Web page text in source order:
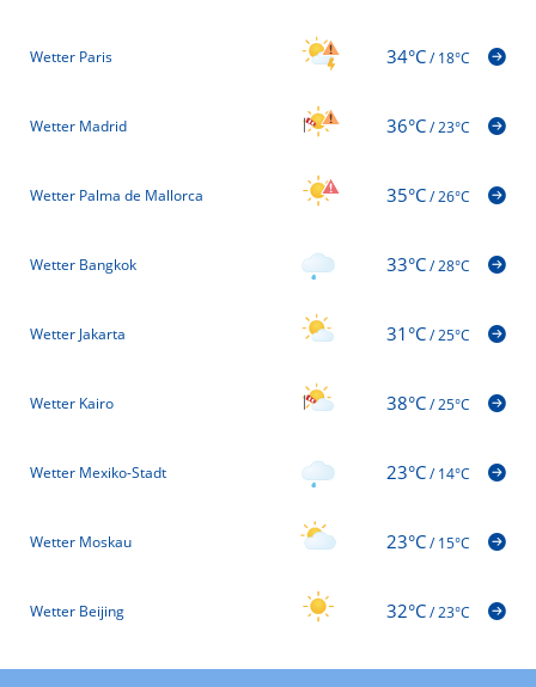
Wetter Paris 34°C/18°C
Wetter Madrid 36°C/23°C
Wetter Palma de Mallorca 35°C/26°C
Wetter Bangkok 33°C/28°C
Wetter Jakarta 31°C/25°C
Wetter Kairo 38°C/25°C
Wetter Mexiko-Stadt 23°C/14°C
Wetter Moskau 23°C/15°C
Wetter Beijing 32°C/23°C